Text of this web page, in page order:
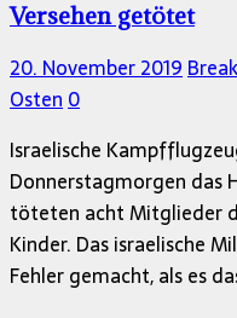
Versehen getötet
20. November 2019
Osten0
Israelische
Donnerstagmorgen das
töteten acht Mitglieder
Kinder. Das israelische
Fehler gemacht, als es